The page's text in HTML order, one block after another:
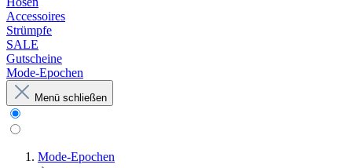
Accessoires
Strümpfe
SALE
Gutscheine
Mode-Epochen
Menü schließen
Mode-Epochen